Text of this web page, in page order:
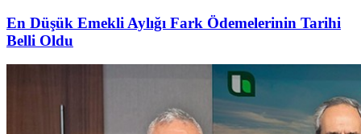
En Düşük Emekli Aylığı Fark Ödemelerinin Tarihi
Belli Oldu